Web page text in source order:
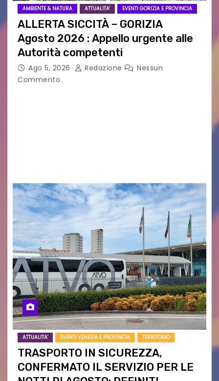
AMBIENTE & NATURA ATTUALITA' EVENTI GORIZIA E PROVINCIA
ALLERTA SICCITÀ – GORIZIA
Agosto 2026 : Appello urgente alle
Autorità competenti
Ago 5, 2026 Redazione
Nessun
Commento
ATTUALITA' EVENTI VENEZIA E PROVINCIA TERRITORIO
TRASPORTO IN SICUREZZA,
CONFERMATO IL SERVIZIO PER LE